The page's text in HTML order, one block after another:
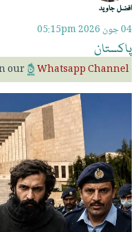
افضل جاوید
04 جون 2026 05:15pm
پاکستان
our Whatsapp Channel